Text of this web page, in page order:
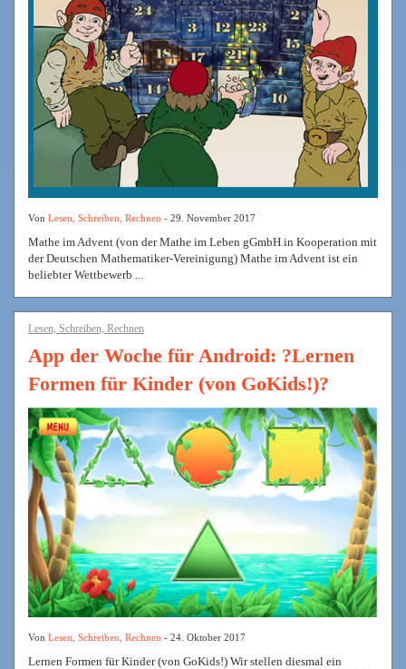
Von Lesen, Schreiben, Rechnen - 29. November 2017
Mathe im Advent (von der Mathe im Leben gGmbH in Kooperation mit
der Deutschen Mathematiker-Vereinigung) Mathe im Advent ist ein
beliebter Wettbewerb ...
Lesen, Schreiben, Rechnen
App der Woche für Android: ?Lernen
Formen für Kinder (von GoKids!)?
Von Lesen, Schreiben, Rechnen - 24. Oktober 2017
Lernen Formen für Kinder (von GoKids!) Wir stellen diesmal ein